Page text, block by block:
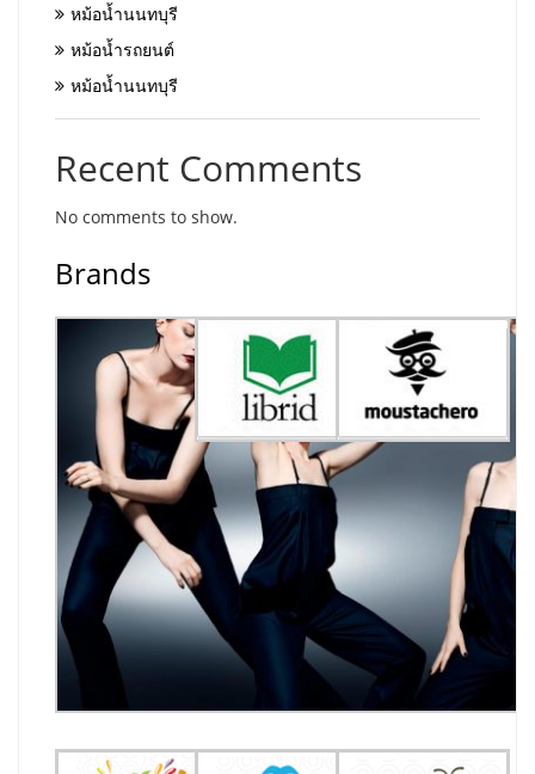
หม้อน้ำนนทบุรี
หม้อน้ำรถยนต์
หม้อน้ำนนทบุรี
Recent Comments
No comments to show.
Brands